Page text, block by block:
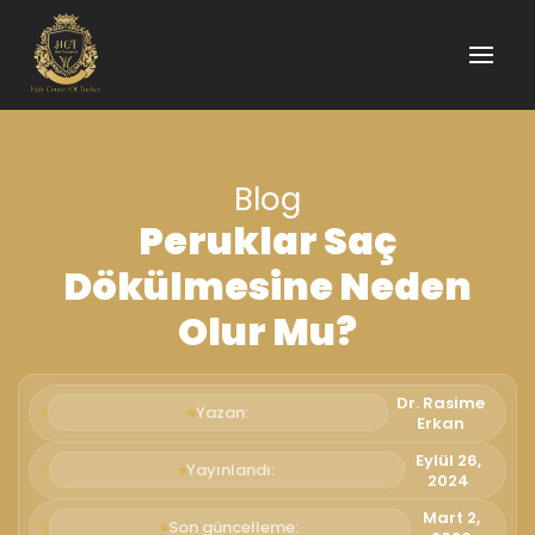
Blog
Peruklar Saç
Dökülmesine Neden
Olur Mu?
Yazan:
Dr. Rasime
Erkan
Yayınlandı:
Eylül 26,
2024
Son güncelleme:
Mart 2,